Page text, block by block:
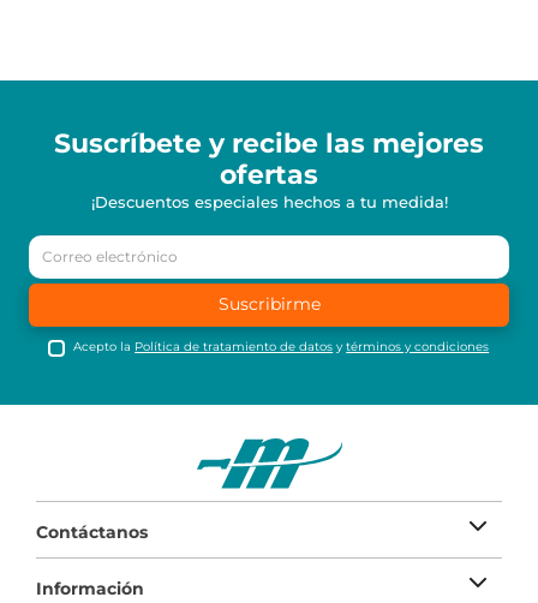
Suscríbete y recibe las mejores
ofertas
¡Descuentos especiales hechos a tu medida!
Suscribirme
Acepto la Política de tratamiento de datos ytérminos y condiciones
Contáctanos
Información